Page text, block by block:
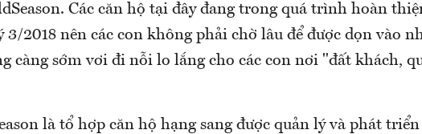
Các căn hộ tại đây đang trong quá trình hoàn
3/2018 nên các con không phải chờ lâu để được dọn vào
càng sớm vơi đi nỗi lo lắng cho các con nơi "đất khách,
là tổ hợp căn hộ hạng sang được quản lý và phát